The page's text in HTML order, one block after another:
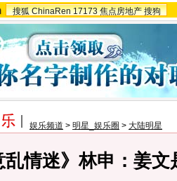
搜狐 ChinaRen 17173 焦点房地产 搜狗
娱乐频道 > 明星_娱乐圈 > 大陆明星
乱情迷》林申：姜